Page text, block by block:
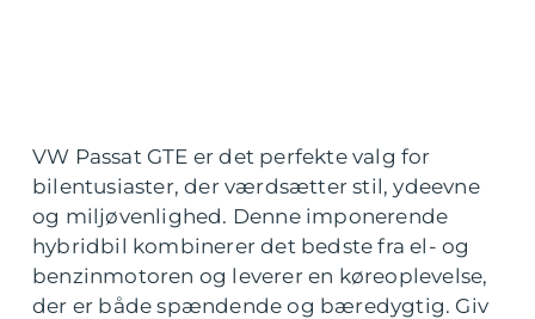
VW Passat GTE er det perfekte valg for
bilentusiaster, der værdsætter stil, ydeevne
og miljøvenlighed. Denne imponerende
hybridbil kombinerer det bedste fra el- og
benzinmotoren og leverer en køreoplevelse,
der er både spændende og bæredygtig. Giv